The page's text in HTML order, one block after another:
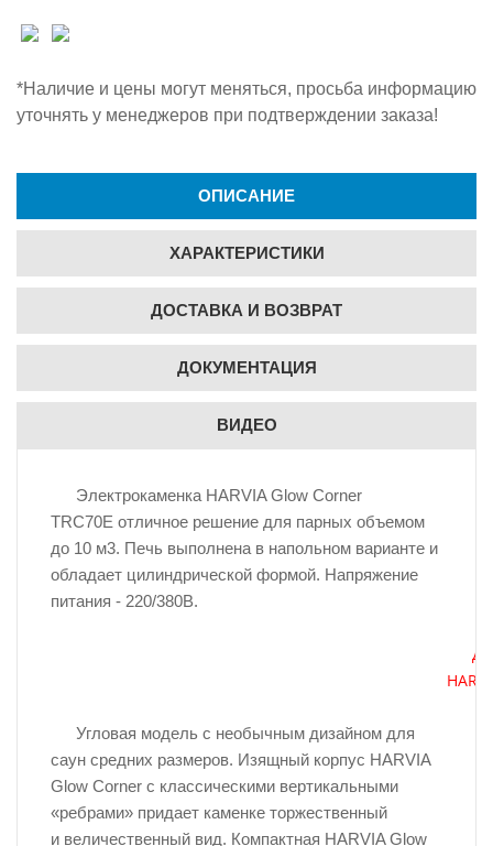
*Наличие и цены могут меняться, просьба информацию
уточнять у менеджеров при подтверждении заказа!
ОПИСАНИЕ
ХАРАКТЕРИСТИКИ
ДОСТАВКА И ВОЗВРАТ
ДОКУМЕНТАЦИЯ
ВИДЕО
Электрокаменка HARVIA Glow Corner
TRC70E отличное решение для парных объемом
до 10 м3. Печь выполнена в напольном варианте и
обладает цилиндрической формой. Напряжение
питания - 220/380В.
Угловая модель c необычным дизайном для
саун средних размеров. Изящный корпус HARVIA
Glow Corner с классическими вертикальными
«ребрами» придает каменке торжественный
и величественный вид. Компактная HARVIA Glow